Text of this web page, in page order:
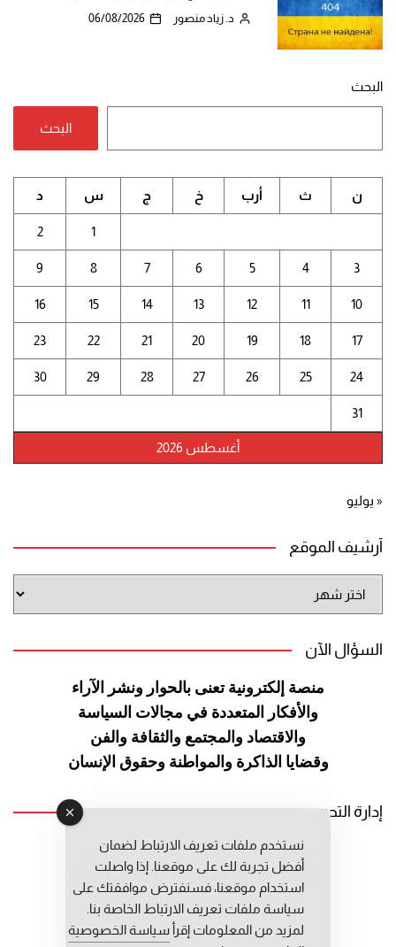
د. زياد منصور 06/08/2026
البحث
البحث
أغسطس 2026
ن ث أرب خ ج س د
1
2
3
4
5
6
7
8
9
10
11
12
13
14
15
16
17
18
19
20
21
22
23
24
25
26
27
28
29
30
31
« يوليو
أرشيف الموقع
الموقع
السؤال الآن
منصة إلكترونية تعنى بالحوار ونشر الآراء
والأفكار المتعددة في مجالات السياسة
والاقتصاد والمجتمع والثقافة والفن
وقضايا الذاكرة والمواطنة وحقوق الإنسان
إدارة التحرير
رئيس التحرير: عبد الرحيم التوراني
رئيس التحرير المساعد: المعطي قبال
مديرة التحرير: فاطمة حوحو
نستخدم ملفات تعريف الارتباط لضمان
أفضل تجربة لك على موقعنا. إذا واصلت
استخدام موقعنا، فسنفترض موافقتك على
سياسة ملفات تعريف الارتباط الخاصة بنا.
لمزيد من المعلومات إقرأ سياسة الخصوصية